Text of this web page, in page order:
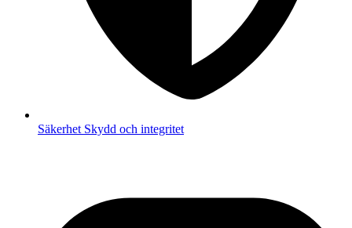
Säkerhet Skydd och integritet